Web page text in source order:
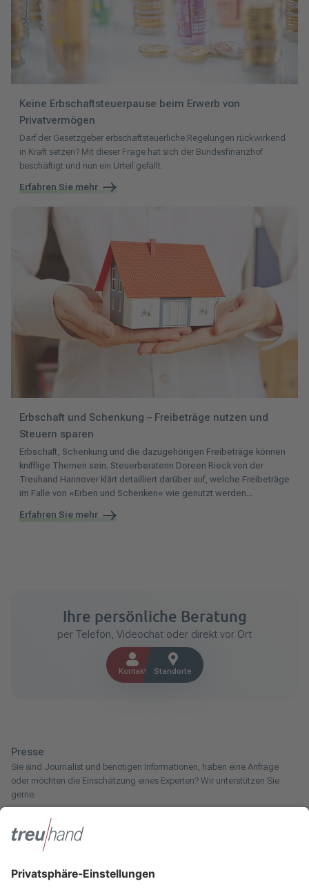
Keine Erbschaftsteuerpause beim Erwerb von
Privatvermögen
Darf der Gesetzgeber erbschaftsteuerliche Regelungen rückwirkend
in Kraft setzen? Mit dieser Frage hat sich der Bundesfinanzhof
beschäftigt und nun ein Urteil gefällt.
Erfahren Sie mehr
Erbschaft und Schenkung – Freibeträge nutzen und
Steuern sparen
Erbschaft, Schenkung und die dazugehörigen Freibeträge können
knifflige Themen sein. Steuerberaterin Doreen Rieck von der
Treuhand Hannover klärt detailliert darüber auf, welche Freibeträge
im Falle von »Erben und Schenken« wie genutzt werden...
Erfahren Sie mehr
Ihre persönliche Beratung
per Telefon, Videochat oder direkt vor Ort
Kontakt Standorte
Presse
Sie sind Journalist und benötigen Informationen, haben eine Anfrage
oder möchten die Einschätzung eines Experten? Wir unterstützen Sie
gerne.
Zum Pressebereich
Innotax
forstwirtschaftlichen Betrieb oder kommen aus dem Handwerk und